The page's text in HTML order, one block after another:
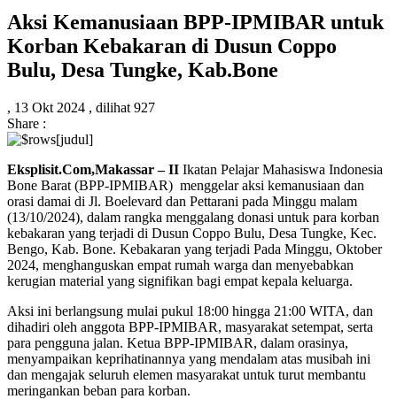
Aksi Kemanusiaan BPP-IPMIBAR untuk
Korban Kebakaran di Dusun Coppo
Bulu, Desa Tungke, Kab.Bone
, 13 Okt 2024 , dilihat 927
Share :
Eksplisit.Com,Makassar – II Ikatan Pelajar Mahasiswa Indonesia
Bone Barat (BPP-IPMIBAR) menggelar aksi kemanusiaan dan
orasi damai di Jl. Boelevard dan Pettarani pada Minggu malam
(13/10/2024), dalam rangka menggalang donasi untuk para korban
kebakaran yang terjadi di Dusun Coppo Bulu, Desa Tungke, Kec.
Bengo, Kab. Bone. Kebakaran yang terjadi Pada Minggu, Oktober
2024, menghanguskan empat rumah warga dan menyebabkan
kerugian material yang signifikan bagi empat kepala keluarga.
Aksi ini berlangsung mulai pukul 18:00 hingga 21:00 WITA, dan
dihadiri oleh anggota BPP-IPMIBAR, masyarakat setempat, serta
para pengguna jalan. Ketua BPP-IPMIBAR, dalam orasinya,
menyampaikan keprihatinannya yang mendalam atas musibah ini
dan mengajak seluruh elemen masyarakat untuk turut membantu
meringankan beban para korban.